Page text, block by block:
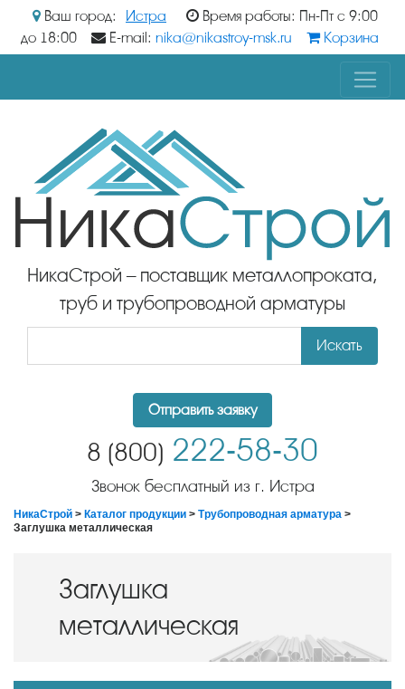
Ваш город: Истра
Время работы: Пн-Пт с 9:00
до 18:00
E-mail: nika@nikastroy-msk.ru Корзина
НикаСтрой – поставщик металлопроката,
труб и трубопроводной арматуры
Искать
Отправить заявку
8 (800) 222-58-30
Звонок бесплатный из г. Истра
НикаСтрой > Каталог продукции > Трубопроводная арматура >
Заглушка металлическая
Заглушка
металлическая